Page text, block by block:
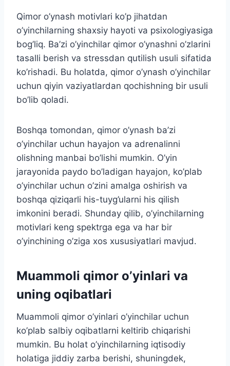
Qimor o’ynash motivlari ko’p jihatdan
o’yinchilarning shaxsiy hayoti va psixologiyasiga
bog’liq. Ba’zi o’yinchilar qimor o’ynashni o’zlarini
tasalli berish va stressdan qutilish usuli sifatida
ko’rishadi. Bu holatda, qimor o’ynash o’yinchilar
uchun qiyin vaziyatlardan qochishning bir usuli
bo’lib qoladi.
Boshqa tomondan, qimor o’ynash ba’zi
o’yinchilar uchun hayajon va adrenalinni
olishning manbai bo’lishi mumkin. O’yin
jarayonida paydo bo’ladigan hayajon, ko’plab
o’yinchilar uchun o’zini amalga oshirish va
boshqa qiziqarli his-tuyg’ularni his qilish
imkonini beradi. Shunday qilib, o’yinchilarning
motivlari keng spektrga ega va har bir
o’yinchining o’ziga xos xususiyatlari mavjud.
Muammoli qimor o’yinlari va
uning oqibatlari
Muammoli qimor o’yinlari o’yinchilar uchun
ko’plab salbiy oqibatlarni keltirib chiqarishi
mumkin. Bu holat o’yinchilarning iqtisodiy
holatiga jiddiy zarba berishi, shuningdek,